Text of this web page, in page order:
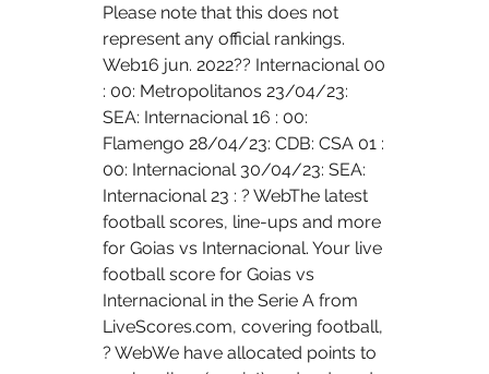
Please note that this does not
represent any official rankings.
Web16 jun. 2022?? Internacional 00
: 00: Metropolitanos 23/04/23:
SEA: Internacional 16 : 00:
Flamengo 28/04/23: CDB: CSA 01 :
00: Internacional 30/04/23: SEA:
Internacional 23 : ? WebThe latest
football scores, line-ups and more
for Goias vs Internacional. Your live
football score for Goias vs
Internacional in the Serie A from
LiveScores.com, covering football,
? WebWe have allocated points to